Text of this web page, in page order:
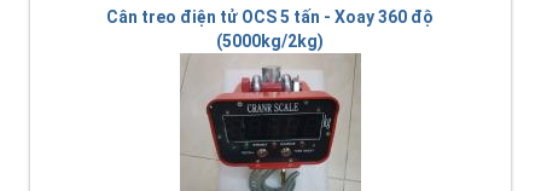
Cân treo điện tử OCS 5 tấn - Xoay 360 độ
(5000kg/2kg)